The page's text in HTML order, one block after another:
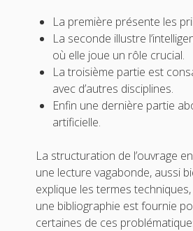
La première présente les
La seconde illustre
où elle joue un rôle crucial.
La troisième partie est
avec d’autres disciplines.
Enfin une dernière partie
artificielle.
La structuration de l’ouvrage
une lecture vagabonde, aussi
explique les termes
une bibliographie est fournie
certaines de ces